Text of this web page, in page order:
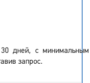
30 дней, с минимальным
запрос.